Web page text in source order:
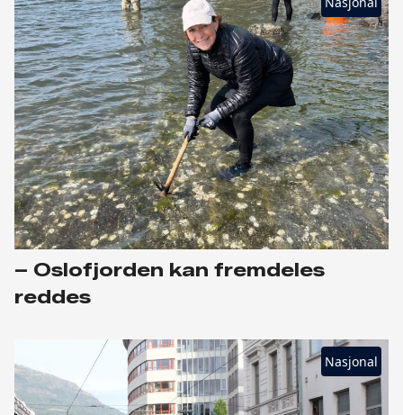
– Oslofjorden kan fremdeles
reddes
Nasjonal